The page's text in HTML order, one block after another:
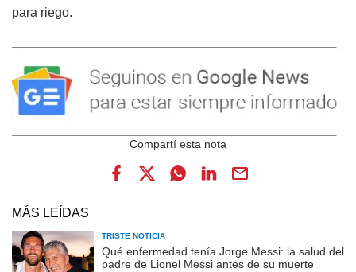
para riego.
MÁS LEÍDAS
TRISTE NOTICIA
Qué enfermedad tenía Jorge Messi: la salud del
padre de Lionel Messi antes de su muerte